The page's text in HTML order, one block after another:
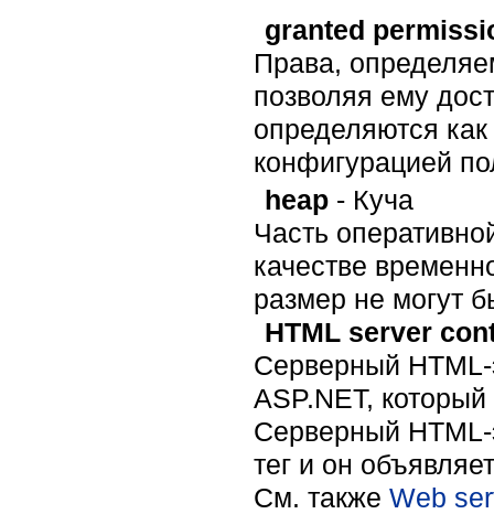
granted
Права,
позволяя ему
определяются
конфигурацией
heap - Куча
Часть
качестве
размер не могут
HTML server
Серверный
ASP.NET,
Серверный HTML-
тег и он
Cм. также Web